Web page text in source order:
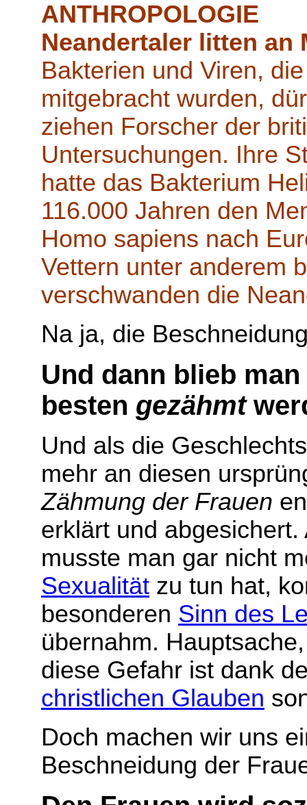
ANTHROPOLOGIE
Neandertaler litten an
Bakterien und Viren,
mitgebracht wurden,
ziehen Forscher der
Untersuchungen. Ihre
hatte das Bakterium
116.000 Jahren den
Homo sapiens nach
Vettern unter anderem
verschwanden die
Na ja, die
Und dann blieb
besten gezähmt
Und als die
mehr an diesen
Zähmung der Frauen
erklärt und
musste man gar nicht
Sexualität zu tun hat,
besonderen Sinn des
übernahm.
diese Gefahr ist dank
christlichen Glauben
Doch machen wir uns
Beschneidung der